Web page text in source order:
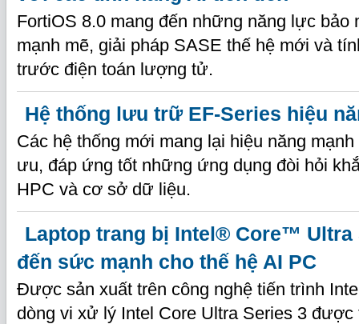
FortiOS 8.0 mang đến những năng lực bảo
mạnh mẽ, giải pháp SASE thế hệ mới và
trước điện toán lượng tử.
Hệ thống lưu trữ EF-Series hiệu
Các hệ thống mới mang lại hiệu năng
ưu, đáp ứng tốt những ứng dụng đòi hỏi
HPC và cơ sở dữ liệu.
Laptop trang bị Intel® Core™ Ultra
đến sức mạnh cho thế hệ AI PC
Được sản xuất trên công nghệ tiến trình
dòng vi xử lý Intel Core Ultra Series 3 được